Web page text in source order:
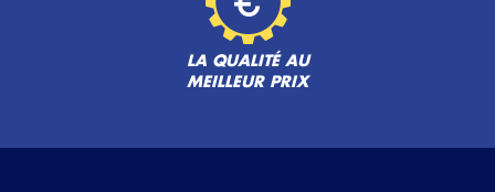
LA QUALITÉ AU
MEILLEUR PRIX